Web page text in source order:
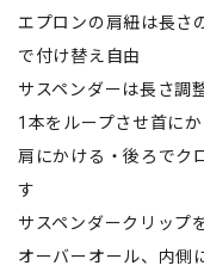
エプロンの肩紐は長さ
で付け替え自由
サスペンダーは長さ調
1本をループさせ首に
肩にかける・後ろでク
す
サスペンダークリップ
オーバーオール、内側